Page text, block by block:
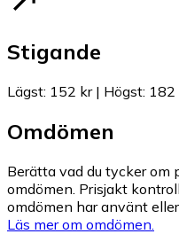
Stigande
Lägst: 152 kr| Högst: 182
Omdömen
Berätta vad du tycker om
omdömen. Prisjakt
omdömen har använt
Läs mer om omdömen.